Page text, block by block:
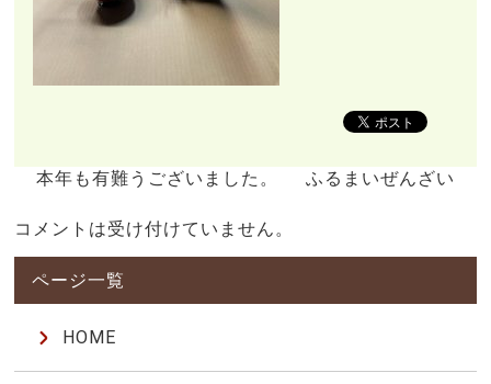
本年も有難うございました。 ふるまいぜんざい
コメントは受け付けていません。
HOME